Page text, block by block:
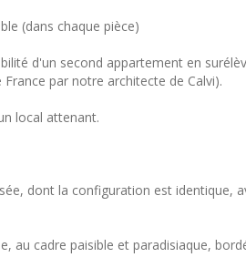
(dans chaque pièce)
d'un second appartement en
par notre architecte de Calvi).
local attenant.
dont la configuration est identique,
au cadre paisible et paradisiaque,